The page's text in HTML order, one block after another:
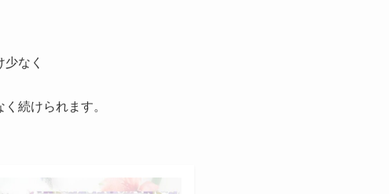
なく
続けられます。